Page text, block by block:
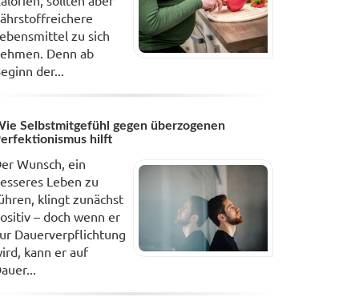
zu sich
Denn ab
der...
Selbstmitgefühl gegen überzogenen
hilft
Wunsch, ein
Leben zu
klingt zunächst
– doch wenn er
Dauerverpflichtung
kann er auf